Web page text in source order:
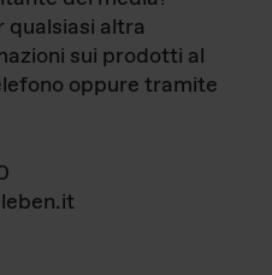
altra
sui prodotti al
oppure tramite